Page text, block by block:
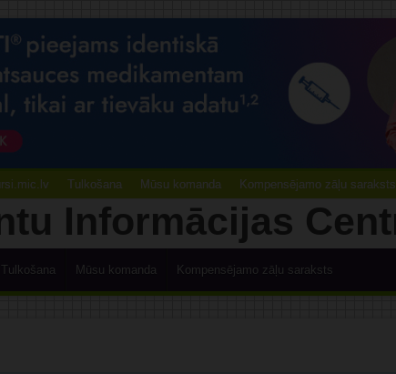
Tulkošana Mūsu komanda Kompensējamo zāļu saraksts
Tulkošana Mūsu komanda Kompensējamo zāļu saraksts